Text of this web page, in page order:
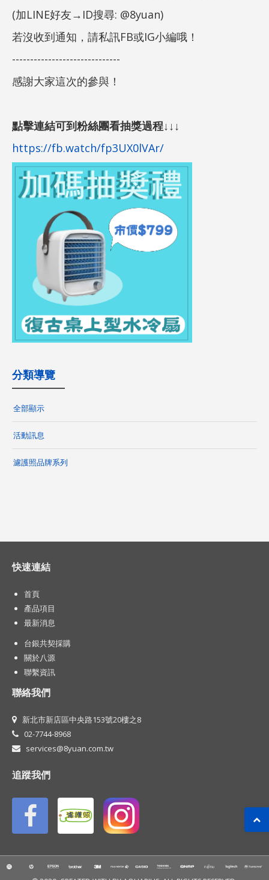
(加LINE好友→ID搜尋: @8yuan)
若沒收到通知，請私訊FB或IG小編哦！
------------------------------
感謝大家這次的參與！
點擊連結可到粉絲團看抽獎過程↓↓↓
https://fb.watch/fp3UX0lVAr/
分類導覽
全部顯示
活動訊息
濾護照品牌系列
快速連結
首頁
產品項目
最新消息
台銀共契採購
關於八源
聯繫資訊
聯絡我們
新北市新店區中央路153號20樓之8
02-7744-8968
services@8yuan.com.tw
追蹤我們